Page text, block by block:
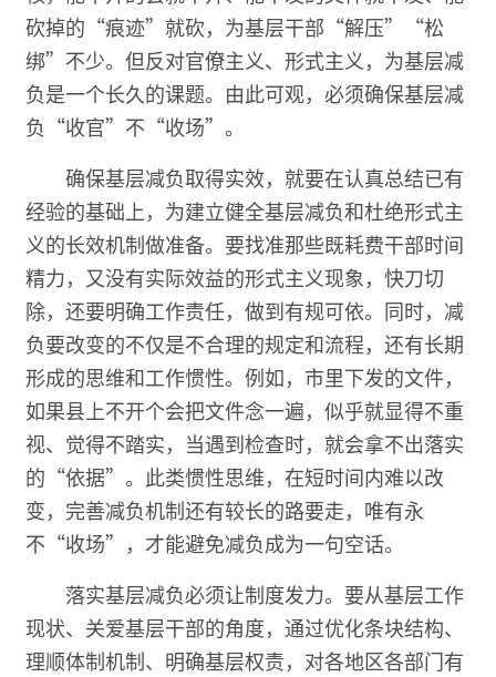
砍掉的“痕迹”就砍，为基层干部“解压”“松
绑”不少。但反对官僚主义、形式主义，为基层减
负是一个长久的课题。由此可观，必须确保基层减
负“收官”不“收场”。
确保基层减负取得实效，就要在认真总结已有
经验的基础上，为建立健全基层减负和杜绝形式主
义的长效机制做准备。要找准那些既耗费干部时间
精力，又没有实际效益的形式主义现象，快刀切
除，还要明确工作责任，做到有规可依。同时，减
负要改变的不仅是不合理的规定和流程，还有长期
形成的思维和工作惯性。例如，市里下发的文件，
如果县上不开个会把文件念一遍，似乎就显得不重
视、觉得不踏实，当遇到检查时，就会拿不出落实
的“依据”。此类惯性思维，在短时间内难以改
变，完善减负机制还有较长的路要走，唯有永
不“收场”，才能避免减负成为一句空话。
落实基层减负必须让制度发力。要从基层工作
现状、关爱基层干部的角度，通过优化条块结构、
理顺体制机制、明确基层权责，对各地区各部门有